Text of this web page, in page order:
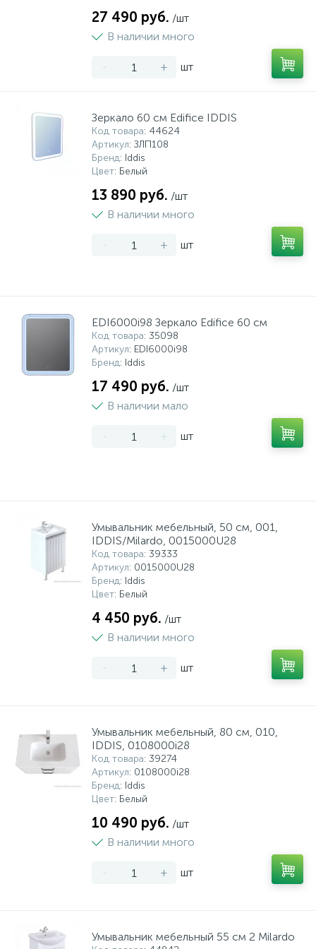
27 490 руб. /шт
В наличии много
- + шт
Зеркало 60 см Edifice IDDIS
Код товара: 44624
Артикул: ЗЛП108
Бренд: Iddis
Цвет: Белый
13 890 руб. /шт
В наличии много
- + шт
EDI6000i98 Зеркало Edifice 60 см
Код товара: 35098
Артикул: EDI6000i98
Бренд: Iddis
17 490 руб. /шт
В наличии мало
- + шт
Умывальник мебельный, 50 см, 001,
IDDIS/Milardo, 0015000U28
Код товара: 39333
Артикул: 0015000U28
Бренд: Iddis
Цвет: Белый
4 450 руб. /шт
В наличии много
- + шт
Умывальник мебельный, 80 см, 010,
IDDIS, 0108000i28
Код товара: 39274
Артикул: 0108000i28
Бренд: Iddis
Цвет: Белый
10 490 руб. /шт
В наличии много
- + шт
Умывальник мебельный 55 см 2 Milardo